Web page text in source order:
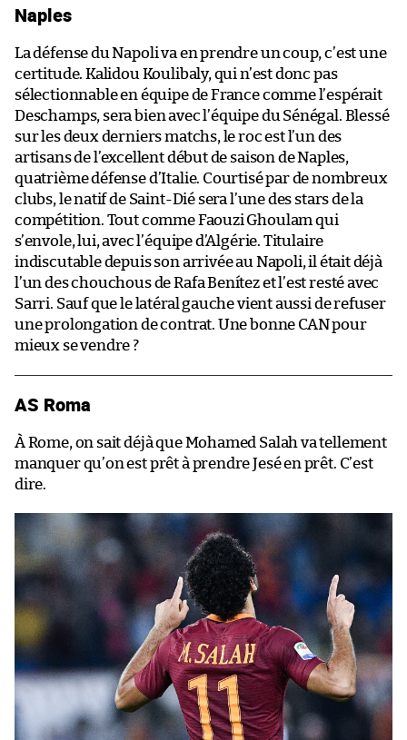
Naples
La défense du Napoli va en prendre un coup, c’est une
certitude. Kalidou Koulibaly, qui n’est donc pas
sélectionnable en équipe de France comme l’espérait
Deschamps, sera bien avec l’équipe du Sénégal. Blessé
sur les deux derniers matchs, le roc est l’un des
artisans de l’excellent début de saison de Naples,
quatrième défense d’Italie. Courtisé par de nombreux
clubs, le natif de Saint-Dié sera l’une des stars de la
compétition. Tout comme Faouzi Ghoulam qui
s’envole, lui, avec l’équipe d’Algérie. Titulaire
indiscutable depuis son arrivée au Napoli, il était déjà
l’un des chouchous de Rafa Benítez et l’est resté avec
Sarri. Sauf que le latéral gauche vient aussi de refuser
une prolongation de contrat. Une bonne CAN pour
mieux se vendre ?
AS Roma
À Rome, on sait déjà que Mohamed Salah va tellement
manquer qu’on est prêt à prendre Jesé en prêt. C’est
dire.